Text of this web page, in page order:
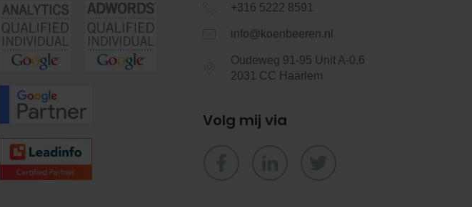
+316 5222 8591
info@koenbeeren.nl
Oudeweg 91-95 Unit A-0.6
2031 CC Haarlem
Volg mij via